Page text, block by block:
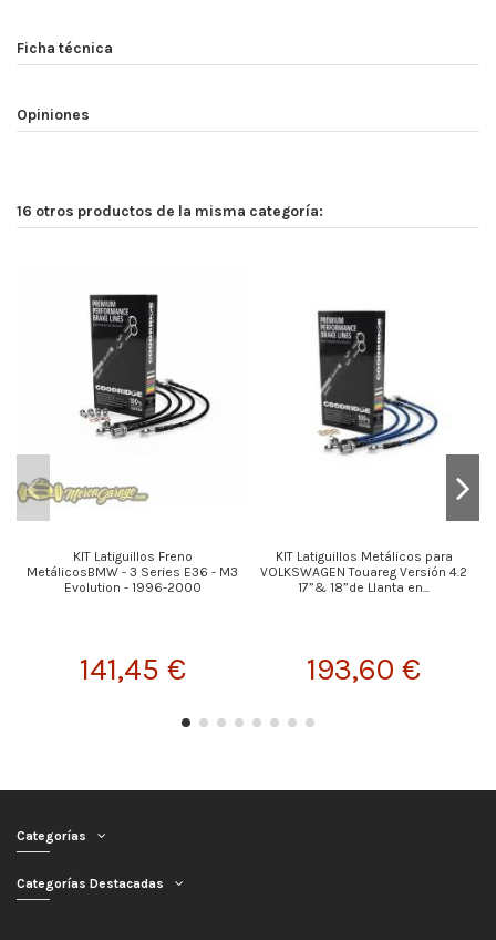
Ficha técnica
Opiniones
16 otros productos de la misma categoría:
KIT Latiguillos Freno
MetálicosBMW - 3 Series E36 - M3
Evolution - 1996-2000
141,45 €
KIT Latiguillos Metálicos para
VOLKSWAGEN Touareg Versión 4.2
17”& 18”de Llanta en...
193,60 €
Categorías
Categorías Destacadas